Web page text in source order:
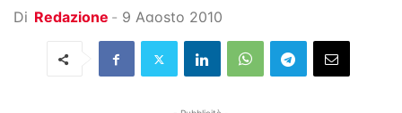
Di Redazione - 9 Agosto 2010